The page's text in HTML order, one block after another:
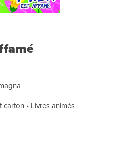
• Livres animés